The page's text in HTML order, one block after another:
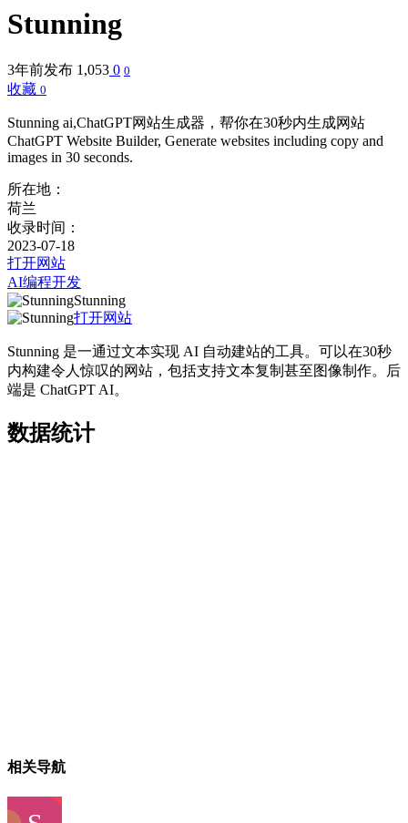
Stunning
3年前发布 1,053 0 0
收藏 0
Stunning ai,ChatGPT网站生成器，帮你在30秒内生成网站
ChatGPT Website Builder, Generate websites including copy and
images in 30 seconds.
所在地：
荷兰
收录时间：
2023-07-18
打开网站
AI编程开发
Stunning
打开网站
Stunning 是一通过文本实现 AI 自动建站的工具。可以在30秒
内构建令人惊叹的网站，包括支持文本复制甚至图像制作。后
端是 ChatGPT AI。
数据统计
相关导航